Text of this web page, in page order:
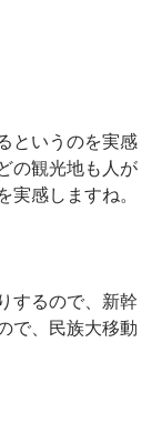
というのを実感
の観光地も人が
感しますね。
するので、新幹
で、民族大移動